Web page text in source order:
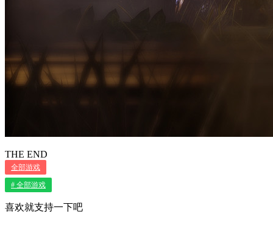
THE END
全部游戏
# 全部游戏
喜欢就支持一下吧